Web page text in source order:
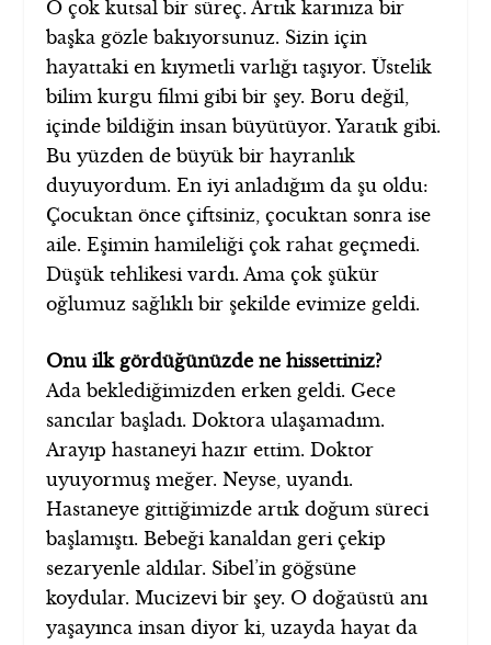
O çok kutsal bir süreç. Artık karınıza bir
başka gözle bakıyorsunuz. Sizin için
hayattaki en kıymetli varlığı taşıyor. Üstelik
bilim kurgu filmi gibi bir şey. Boru değil,
içinde bildiğin insan büyütüyor. Yaratık gibi.
Bu yüzden de büyük bir hayranlık
duyuyordum. En iyi anladığım da şu oldu:
Çocuktan önce çiftsiniz, çocuktan sonra ise
aile. Eşimin hamileliği çok rahat geçmedi.
Düşük tehlikesi vardı. Ama çok şükür
oğlumuz sağlıklı bir şekilde evimize geldi.
Onu ilk gördüğünüzde ne hissettiniz?
Ada beklediğimizden erken geldi. Gece
sancılar başladı. Doktora ulaşamadım.
Arayıp hastaneyi hazır ettim. Doktor
uyuyormuş meğer. Neyse, uyandı.
Hastaneye gittiğimizde artık doğum süreci
başlamıştı. Bebeği kanaldan geri çekip
sezaryenle aldılar. Sibel’in göğsüne
koydular. Mucizevi bir şey. O doğaüstü anı
yaşayınca insan diyor ki, uzayda hayat da